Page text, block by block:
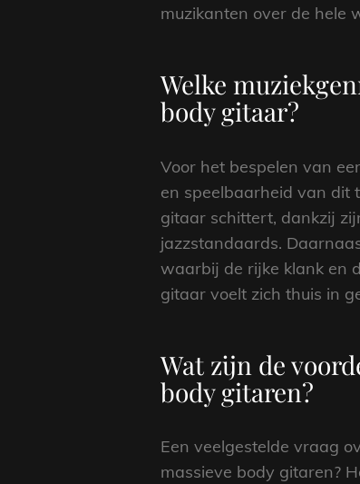
muzikanten over de hele
Welke
body gitaar?
Voor het bespelen van
en speelbaarheid van dit
gitaar schittert, dankzij
jazzstandaards.
waarbij de rijke klank en
gitaar voelt zich thuis in
Wat zijn de
body gitaren?
Een veelgestelde vraag
massieve body gitaren?